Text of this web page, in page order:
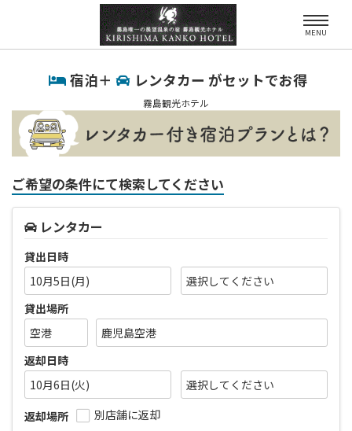
MENU
宿泊＋ レンタカー がセットでお得
霧島観光ホテル
ご希望の条件にて検索してください
レンタカー
貸出日時
10月5日(月)
貸出場所
返却日時
10月6日(火)
返却場所
別店舗に返却